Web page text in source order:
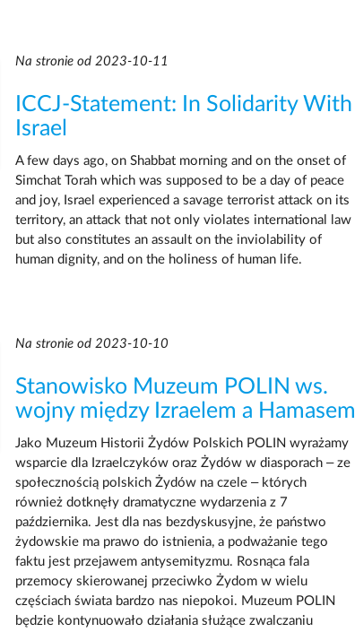
Na stronie od 2023-10-11
ICCJ-Statement: In Solidarity With
Israel
A few days ago, on Shabbat morning and on the onset of
Simchat Torah which was supposed to be a day of peace
and joy, Israel experienced a savage terrorist attack on its
territory, an attack that not only violates international law
but also constitutes an assault on the inviolability of
human dignity, and on the holiness of human life.
Na stronie od 2023-10-10
Stanowisko Muzeum POLIN ws.
wojny między Izraelem a Hamasem
Jako Muzeum Historii Żydów Polskich POLIN wyrażamy
wsparcie dla Izraelczyków oraz Żydów w diasporach – ze
społecznością polskich Żydów na czele – których
również dotknęły dramatyczne wydarzenia z 7
października. Jest dla nas bezdyskusyjne, że państwo
żydowskie ma prawo do istnienia, a podważanie tego
faktu jest przejawem antysemityzmu. Rosnąca fala
przemocy skierowanej przeciwko Żydom w wielu
częściach świata bardzo nas niepokoi. Muzeum POLIN
będzie kontynuowało działania służące zwalczaniu